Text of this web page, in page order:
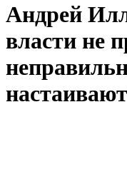
Андрей
власти не